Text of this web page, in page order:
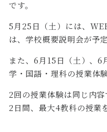
です。
5月 25 日（土）には、
は、学校概要説明会が予
また、 6月 15 日（土）、6
学・国語・理科の授業体
2回の授業体験は同じ内容
2 日間、最大4教科の授業